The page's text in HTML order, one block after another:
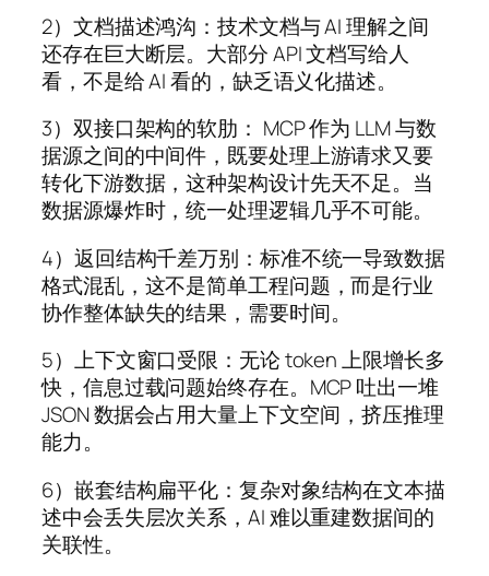
2）文档描述鸿沟：技术文档与 AI 理解之间
还存在巨大断层。大部分 API 文档写给人
看，不是给 AI 看的，缺乏语义化描述。
3）双接口架构的软肋： MCP 作为 LLM 与数
据源之间的中间件，既要处理上游请求又要
转化下游数据，这种架构设计先天不足。当
数据源爆炸时，统一处理逻辑几乎不可能。
4）返回结构千差万别：标准不统一导致数据
格式混乱，这不是简单工程问题，而是行业
协作整体缺失的结果，需要时间。
5）上下文窗口受限：无论 token 上限增长多
快，信息过载问题始终存在。MCP 吐出一堆
JSON 数据会占用大量上下文空间，挤压推理
能力。
6）嵌套结构扁平化：复杂对象结构在文本描
述中会丢失层次关系，AI 难以重建数据间的
关联性。